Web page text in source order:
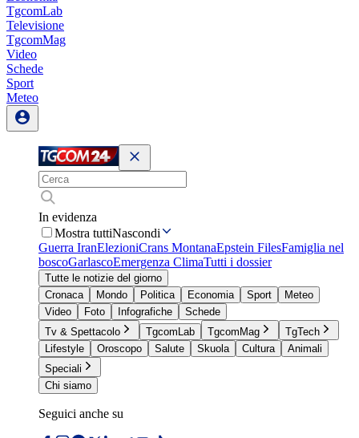
TgcomLab
Televisione
TgcomMag
Video
Schede
Sport
Meteo
In evidenza
Mostra tuttiNascondi
Guerra IranElezioniCrans MontanaEpstein FilesFamiglia nel
boscoGarlascoEmergenza ClimaTutti i dossier
Tutte le notizie del giorno
Cronaca
Mondo Politica Economia Sport
Meteo
Video
Foto Infografiche
Schede
Tv & Spettacolo
TgcomLab TgcomMag
TgTech
Lifestyle
Oroscopo Salute Skuola Cultura
Animali
Speciali
Chi siamo
Seguici anche su